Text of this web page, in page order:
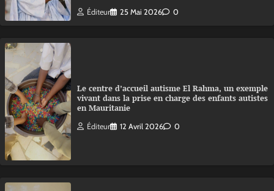
Éditeur 25 Mai 2026 0
Le centre d’accueil autisme El Rahma, un exemple
vivant dans la prise en charge des enfants autistes
en Mauritanie
Éditeur 12 Avril 2026 0